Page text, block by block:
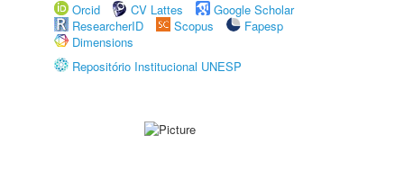
Orcid
CV Lattes
Google Scholar
ResearcherID
Scopus
Fapesp
Dimensions
Repositório Institucional UNESP